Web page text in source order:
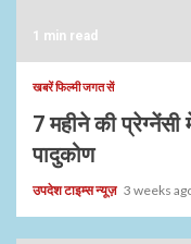
1 min read
खबरें फिल्मी जगत सें
7 महीने की प्रेग्नेंसी
पादुकोण
उपदेश टाइम्स न्यूज़ 3 weeks